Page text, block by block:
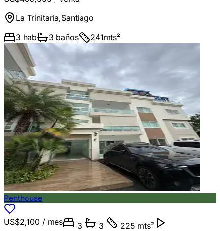
La Trinitaria,Santiago
3 hab 3 baños 241mts²
Penthouse
US$2,100 / mes 3 3
225 mts²